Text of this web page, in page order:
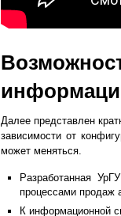
Далее представлен
зависимости от
может меняться.
Разработанная
процессами продаж
К информационной